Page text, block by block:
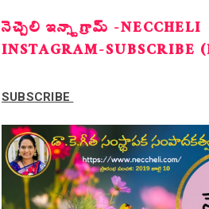
నెచ్చెలి ఇన్స్టాగ్రామ్ -NECCHELI
INSTAGRAM-SUBSCRIBE
SUBSCRIBE